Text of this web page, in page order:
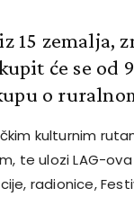
15 zemalja,
će se od
o
kulturnim
te ulozi LAG-ova
radionice,